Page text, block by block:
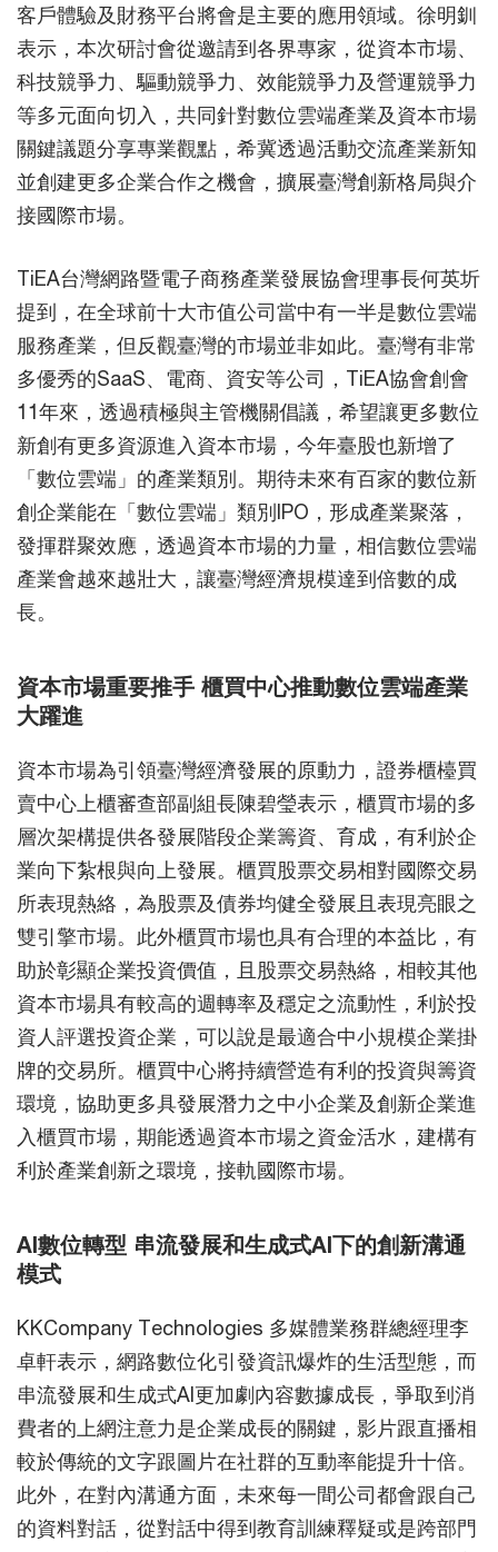
客戶體驗及財務平台將會是主要的應用領域。徐明釧
表示，本次研討會從邀請到各界專家，從資本市場、
科技競爭力、驅動競爭力、效能競爭力及營運競爭力
等多元面向切入，共同針對數位雲端產業及資本市場
關鍵議題分享專業觀點，希冀透過活動交流產業新知
並創建更多企業合作之機會，擴展臺灣創新格局與介
接國際市場。
TiEA台灣網路暨電子商務產業發展協會理事長何英圻
提到，在全球前十大市值公司當中有一半是數位雲端
服務產業，但反觀臺灣的市場並非如此。臺灣有非常
多優秀的SaaS、電商、資安等公司，TiEA協會創會
11年來，透過積極與主管機關倡議，希望讓更多數位
新創有更多資源進入資本市場，今年臺股也新增了
「數位雲端」的產業類別。期待未來有百家的數位新
創企業能在「數位雲端」類別IPO，形成產業聚落，
發揮群聚效應，透過資本市場的力量，相信數位雲端
產業會越來越壯大，讓臺灣經濟規模達到倍數的成
長。
資本市場重要推手 櫃買中心推動數位雲端產業
大躍進
資本市場為引領臺灣經濟發展的原動力，證券櫃檯買
賣中心上櫃審查部副組長陳碧瑩表示，櫃買市場的多
層次架構提供各發展階段企業籌資、育成，有利於企
業向下紮根與向上發展。櫃買股票交易相對國際交易
所表現熱絡，為股票及債券均健全發展且表現亮眼之
雙引擎市場。此外櫃買市場也具有合理的本益比，有
助於彰顯企業投資價值，且股票交易熱絡，相較其他
資本市場具有較高的週轉率及穩定之流動性，利於投
資人評選投資企業，可以說是最適合中小規模企業掛
牌的交易所。櫃買中心將持續營造有利的投資與籌資
環境，協助更多具發展潛力之中小企業及創新企業進
入櫃買市場，期能透過資本市場之資金活水，建構有
利於產業創新之環境，接軌國際市場。
AI數位轉型 串流發展和生成式AI下的創新溝通
模式
KKCompany Technologies 多媒體業務群總經理李
卓軒表示，網路數位化引發資訊爆炸的生活型態，而
串流發展和生成式AI更加劇內容數據成長，爭取到消
費者的上網注意力是企業成長的關鍵，影片跟直播相
較於傳統的文字跟圖片在社群的互動率能提升十倍。
此外，在對內溝通方面，未來每一間公司都會跟自己
的資料對話，從對話中得到教育訓練釋疑或是跨部門